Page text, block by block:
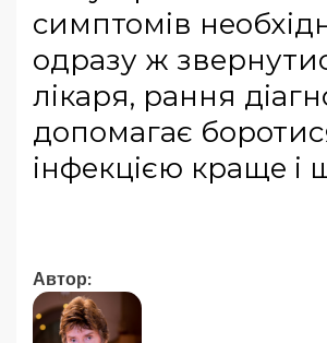
симптомів
одразу ж
лікаря, рання
допомагає
інфекцією краще і
Автор: